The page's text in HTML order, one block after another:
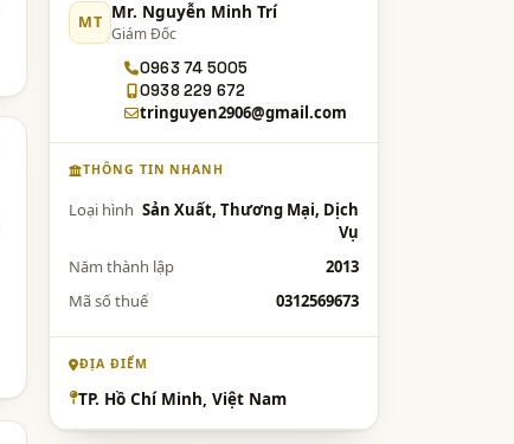
MT Mr. Nguyễn Minh Trí
Giám Đốc
0963 74 5005
0938 229 672
tringuyen2906@gmail.com
THÔNG TIN NHANH
Loại hình Sản Xuất, Thương Mại, Dịch
Vụ
Năm thành lập
2013
Mã số thuế
0312569673
ĐỊA ĐIỂM
TP. Hồ Chí Minh, Việt Nam